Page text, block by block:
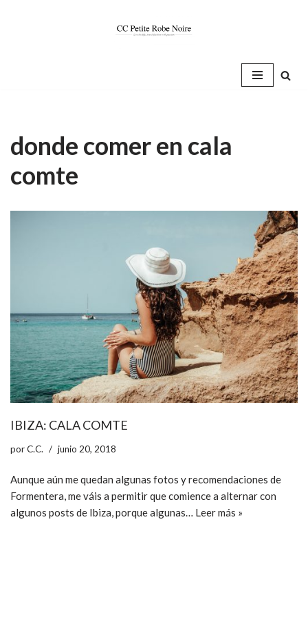
donde comer en cala
comte
IBIZA: CALA COMTE
porC.C. junio 20, 2018
Aunque aún me quedan algunas fotos y recomendaciones de
Formentera, me váis a permitir que comience a alternar con
algunos posts de Ibiza, porque algunas… Leer más »